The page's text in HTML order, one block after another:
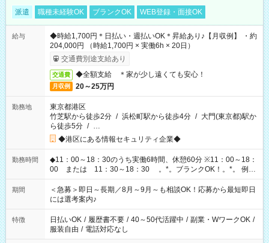
派遣 職種未経験OK ブランクOK WEB登録・面接OK
給与
◆時給1,700円＊日払い・週払いOK＊昇給あり♪【月収例】 ・約
204,000円 （時給1,700円 × 実働6h × 20日）
交通費別途支給あり
交通費 ◆全額支給 ＊家が少し遠くても安心！
月収例 20～25万円
勤務地
東京都港区
竹芝駅から徒歩2分 / 浜松町駅から徒歩4分 / 大門(東京都)駅か
ら徒歩5分 / …
◆港区にある情報セキュリティ企業◆
勤務時間
◆11：00～18：30のうち実働6時間、休憩60分 ※11：00～18：
00 または 11：30～18：30 。*。ブランクOK！。*。 例え
ば前職が、 在宅/財団法人/事務/コールセンター/受付/販売/カフェ
スタッフ スイーツ販売/ホテルフロント/化粧品販売/など 様々な
業界から入社して活躍されています♪
期間
＜急募＞即日～長期／8月～9月～も相談OK！応募から最短即日
には選考案内♪
特徴 日払いOK / 履歴書不要 / 40～50代活躍中 / 副業・WワークOK /
服装自由 / 電話対応なし